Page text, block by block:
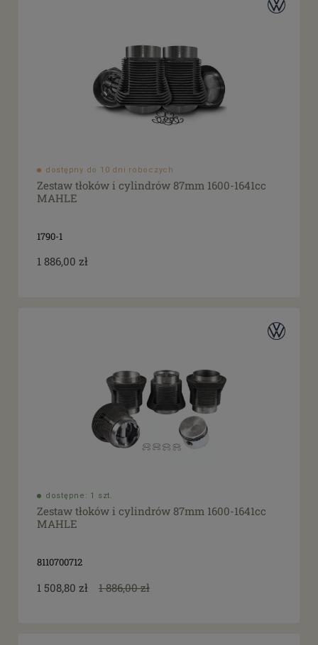
dostępny do 10 dni roboczych
Zestaw tłoków i cylindrów 87mm 1600-1641cc
MAHLE
1790-1
1 886,00 zł
dostępne: 1 szt.
Zestaw tłoków i cylindrów 87mm 1600-1641cc
MAHLE
8110700712
1 508,80 zł 1 886,00 zł